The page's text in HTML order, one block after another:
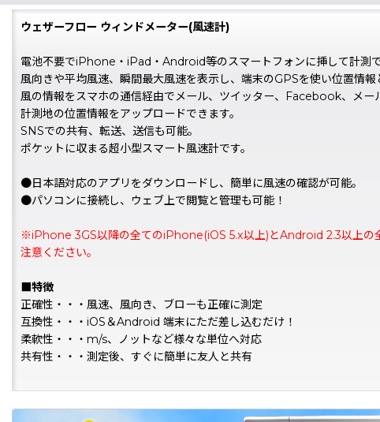
ウェザーフロー ウィンドメーター(風速計)
電池不要でiPhone・iPad・Android等のスマートフォンに挿して計測で
風向きや平均風速、瞬間最大風速を表示し、端末のGPSを使い位置情報
風の情報をスマホの通信経由でメール、ツイッター、Facebook、メー
計測地の位置情報をアップロードできます。
SNSでの共有、転送、送信も可能。
ポケットに収まる超小型スマート風速計です。
●日本語対応のアプリをダウンロードし、簡単に風速の確認が可能。
●パソコンに接続し、ウェブ上で閲覧と管理も可能！
※iPhone 3GS以降の全てのiPhone(iOS 5.x以上)とAndroid 2.3以上の
注意ください。
■特徴
正確性・・・風速、風向き、ブローも正確に測定
互換性・・・iOS＆Android 端末にただ差し込むだけ！
柔軟性・・・m/s、ノットなど様々な単位へ対応
共有性・・・測定後、すぐに簡単に友人と共有